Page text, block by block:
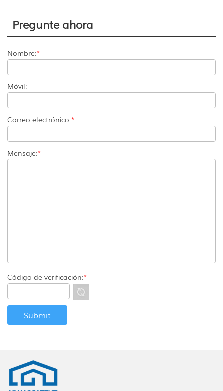
Pregunte ahora
Nombre:*
Móvil:
Correo electrónico:*
Mensaje:*
Código de verificación:*